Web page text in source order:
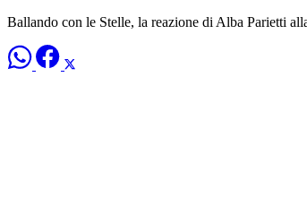
Ballando con le Stelle, la reazione di Alba Parietti